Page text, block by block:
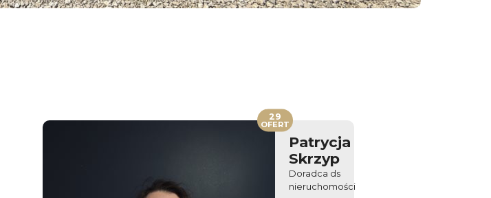
Patrycja
Skrzyp
Doradca ds
nieruchomości
29
OFERT